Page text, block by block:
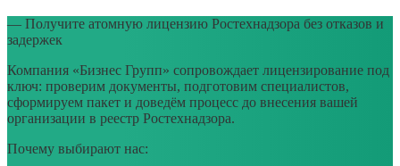
— Получите атомную лицензию Ростехнадзора без отказов и
задержек
Компания «Бизнес Групп» сопровождает лицензирование под
ключ: проверим документы, подготовим специалистов,
сформируем пакет и доведём процесс до внесения вашей
организации в реестр Ростехнадзора.
Почему выбирают нас: